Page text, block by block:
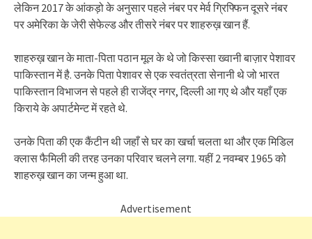
लेकिन 2017 के आंकड़ो के अनुसार पहले नंबर पर मेर्व ग्रिफ्फिन दूसरे नंबर
पर अमेरिका के जेरी सेफेल्ड और तीसरे नंबर पर शाहरुख़ खान हैं.
शाहरुख़ खान के माता-पिता पठान मूल के थे जो किस्सा ख्वानी बाज़ार पेशावर
पाकिस्तान में है. उनके पिता पेशावर से एक स्वतंत्रता सेनानी थे जो भारत
पाकिस्तान विभाजन से पहले ही राजेंद्र नगर, दिल्ली आ गए थे और यहाँ एक
किराये के अपार्टमेन्ट में रहते थे.
उनके पिता की एक कैंटीन थी जहाँ से घर का खर्चा चलता था और एक मिडिल
क्लास फैमिली की तरह उनका परिवार चलने लगा. यहीं 2 नवम्बर 1965 को
शाहरुख़ खान का जन्म हुआ था.
Advertisement